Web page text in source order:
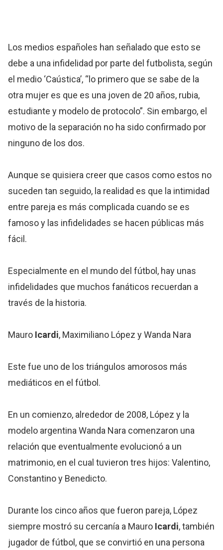
Los medios españoles han señalado que esto se
debe a una infidelidad por parte del futbolista, según
el medio ‘Caústica’, “lo primero que se sabe de la
otra mujer es que es una joven de 20 años, rubia,
estudiante y modelo de protocolo”. Sin embargo, el
motivo de la separación no ha sido confirmado por
ninguno de los dos.
Aunque se quisiera creer que casos como estos no
suceden tan seguido, la realidad es que la intimidad
entre pareja es más complicada cuando se es
famoso y las infidelidades se hacen públicas más
fácil.
Especialmente en el mundo del fútbol, hay unas
infidelidades que muchos fanáticos recuerdan a
través de la historia.
Mauro Icardi, Maximiliano López y Wanda Nara
Este fue uno de los triángulos amorosos más
mediáticos en el fútbol.
En un comienzo, alrededor de 2008, López y la
modelo argentina Wanda Nara comenzaron una
relación que eventualmente evolucionó a un
matrimonio, en el cual tuvieron tres hijos: Valentino,
Constantino y Benedicto.
Durante los cinco años que fueron pareja, López
siempre mostró su cercanía a Mauro Icardi, también
jugador de fútbol, que se convirtió en una persona